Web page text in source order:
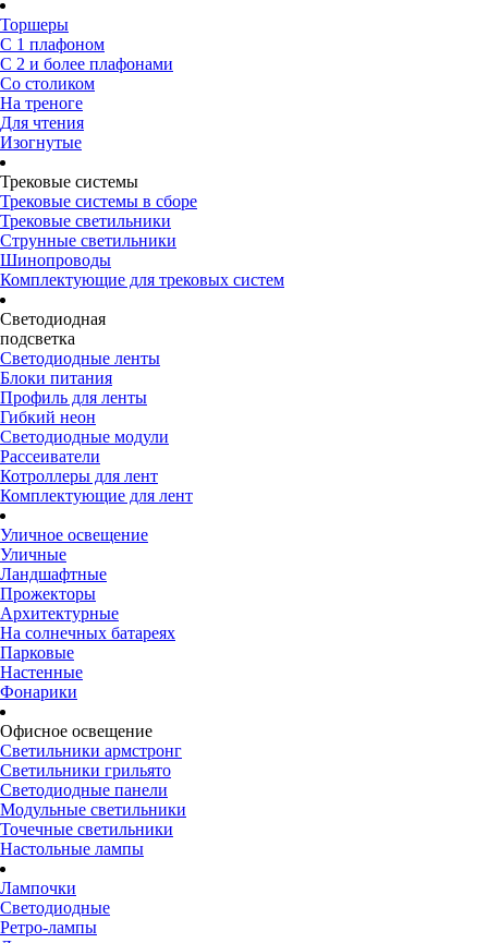
Торшеры
С 1 плафоном
С 2 и более плафонами
Со столиком
На треноге
Для чтения
Изогнутые
Трековые системы
Трековые системы в сборе
Трековые светильники
Струнные светильники
Шинопроводы
Комплектующие для трековых систем
Светодиодная
подсветка
Светодиодные ленты
Блоки питания
Профиль для ленты
Гибкий неон
Светодиодные модули
Рассеиватели
Котроллеры для лент
Комплектующие для лент
Уличное освещение
Уличные
Ландшафтные
Прожекторы
Архитектурные
На солнечных батареях
Парковые
Настенные
Фонарики
Офисное освещение
Светильники армстронг
Светильники грильято
Светодиодные панели
Модульные светильники
Точечные светильники
Настольные лампы
Лампочки
Светодиодные
Ретро-лампы